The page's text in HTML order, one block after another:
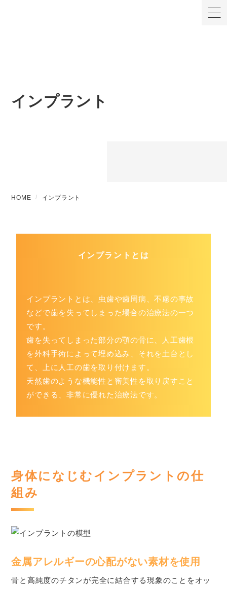
インプラント
HOME インプラント
インプラントとは
インプラントとは、虫歯や歯周病、不慮の事故
などで歯を失ってしまった場合の治療法の一つ
です。
歯を失ってしまった部分の顎の骨に、人工歯根
を外科手術によって埋め込み、 それを土台とし
て、上に人工の歯を取り付けます。
天然歯のような機能性と審美性を取り戻すこと
ができる、非常に優れた治療法です。
身体になじむインプラントの仕
組み
金属アレルギーの心配がない素材を使用
骨と高純度のチタンが完全に結合する現象のことをオッ